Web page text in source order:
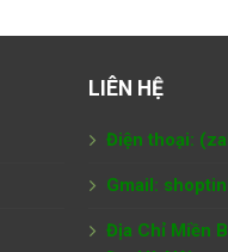
LIÊN HỆ
Điện thoại:
Gmail:
Địa Chỉ Miền